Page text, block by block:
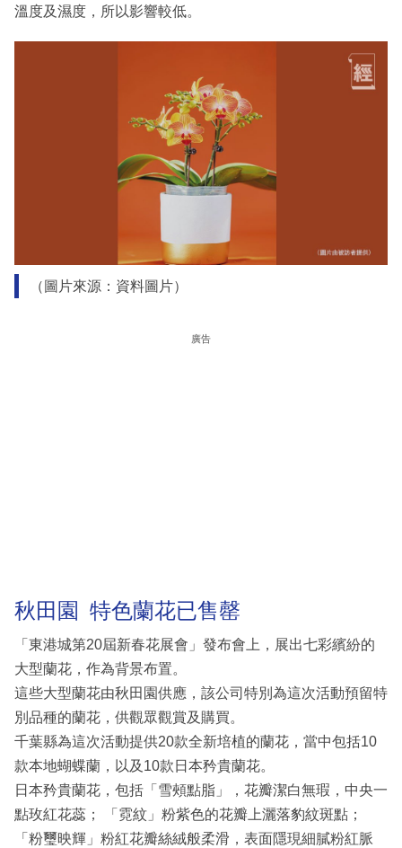
溫度及濕度，所以影響較低。
（圖片來源：資料圖片）
廣告
秋田園 特色蘭花已售罄
「東港城第20屆新春花展會」發布會上，展出七彩繽紛的
大型蘭花，作為背景布置。
這些大型蘭花由秋田園供應，該公司特別為這次活動預留特
別品種的蘭花，供觀眾觀賞及購買。
千葉縣為這次活動提供20款全新培植的蘭花，當中包括10
款本地蝴蝶蘭，以及10款日本矜貴蘭花。
日本矜貴蘭花，包括「雪頰點脂」，花瓣潔白無瑕，中央一
點玫紅花蕊； 「霓紋」粉紫色的花瓣上灑落豹紋斑點；
「粉璽映輝」粉紅花瓣絲絨般柔滑，表面隱現細膩粉紅脈